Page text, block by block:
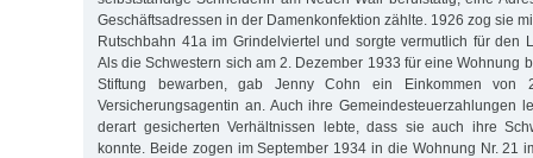
Geschäftsadressen in der Damenkonfektion zählte. 1926 zog sie
Rutschbahn 41a im Grindelviertel und sorgte vermutlich für den
Als die Schwestern sich am 2. Dezember 1933 für eine Wohnung
Stiftung bewarben, gab Jenny Cohn ein Einkommen von
Versicherungsagentin an. Auch ihre Gemeindesteuerzahlungen
derart gesicherten Verhältnissen lebte, dass sie auch ihre
konnte. Beide zogen im September 1934 in die Wohnung Nr. 21